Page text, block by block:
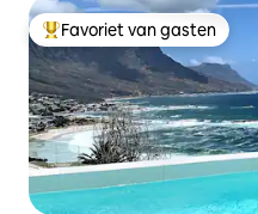
Topfavoriet van gasten
Favoriet van gasten